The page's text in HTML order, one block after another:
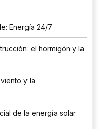
Energía 24/7
el hormigón y la
y la
de la energía solar